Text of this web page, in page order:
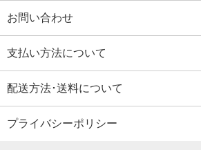
お問い合わせ
支払い方法について
配送方法･送料について
プライバシーポリシー